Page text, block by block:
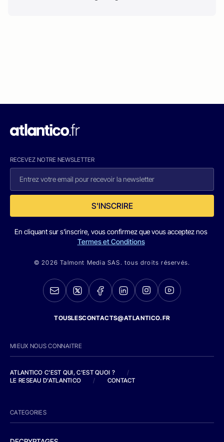
RECEVEZ NOTRE NEWSLETTER
S'INSCRIRE
En cliquant sur s'inscrire, vous confirmez que vous acceptez nos
Termes et Conditions
© 2026 Talmont Media SAS. tous droits réservés.
TOUSLESCONTACTS@ATLANTICO.FR
MIEUX NOUS CONNAITRE
ATLANTICO C'EST QUI, C'EST QUOI ?
/
LE RESEAU D'ATLANTICO
/ CONTACT
CATEGORIES